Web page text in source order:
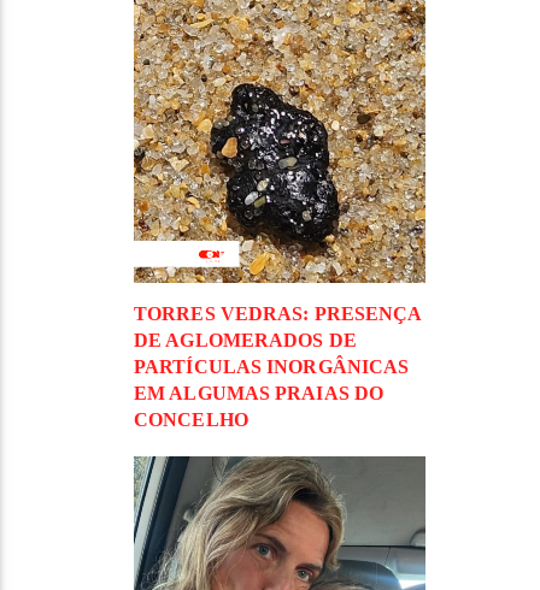
TORRES VEDRAS: PRESENÇA
DE AGLOMERADOS DE
PARTÍCULAS INORGÂNICAS
EM ALGUMAS PRAIAS DO
CONCELHO